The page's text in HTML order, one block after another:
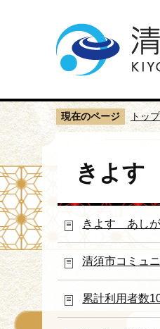
の
先
頭
で
す
現在のページ トッ
きよす
きよす あしが
清須市コミュ
累計利用者数